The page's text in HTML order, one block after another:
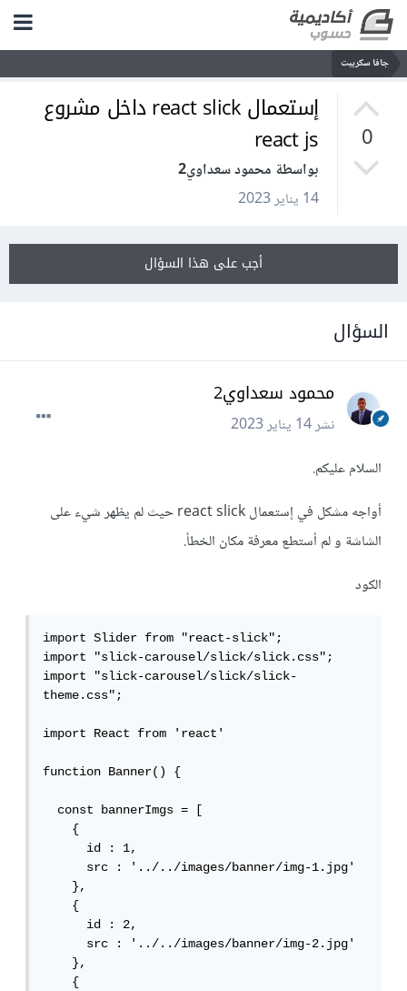
جافا سكريبت
0
إستعمال react slick داخل مشروع
react js
بواسطة محمود سعداوي2
14 يناير 2023
أجب على هذا السؤال
السؤال
محمود سعداوي2
نشر14 يناير 2023
السلام عليكم.
أواجه مشكل في إستعمال react slick حيث لم يظهر شيء على
الشاشة و لم أستطع معرفة مكان الخطأ.
الكود
import Slider from "react-slick";
import "slick-carousel/slick/slick.css";
import "slick-carousel/slick/slick-
theme.css";
import React from 'react'
function Banner() {
  const bannerImgs = [
    {
      id : 1,
      src : '../../images/banner/img-1.jpg'
    },
    {
      id : 2,
      src : '../../images/banner/img-2.jpg'
    },
    {